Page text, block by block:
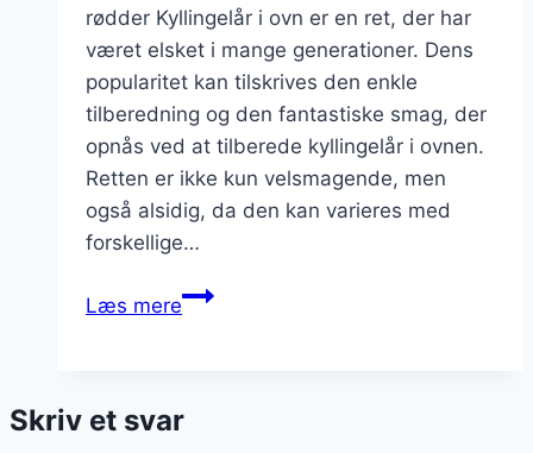
rødder Kyllingelår i ovn er en ret, der har
været elsket i mange generationer. Dens
popularitet kan tilskrives den enkle
tilberedning og den fantastiske smag, der
opnås ved at tilberede kyllingelår i ovnen.
Retten er ikke kun velsmagende, men
også alsidig, da den kan varieres med
forskellige…
Læs mereKyllingelår
friske
Skriv et svar